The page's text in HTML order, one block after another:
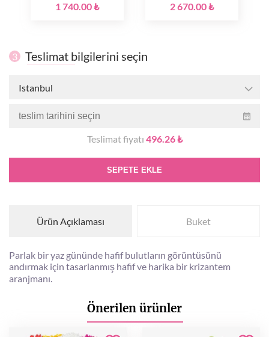
1 740.00 ₺
2 670.00 ₺
3 Teslimat bilgilerini seçin
Istanbul
Teslimat fiyatı 496.26 ₺
SEPETE EKLE
Ürün Açıklaması Buket
Parlak bir yaz gününde hafif bulutların görüntüsünü
andırmak için tasarlanmış hafif ve harika bir krizantem
aranjmanı.
Önerilen ürünler